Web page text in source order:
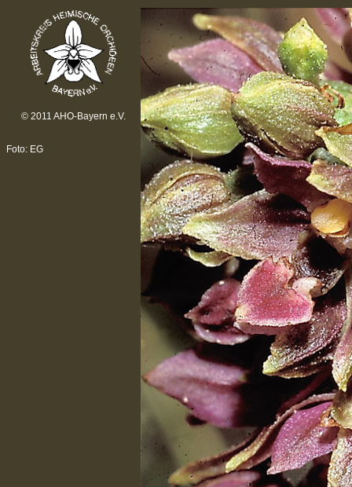
© 2011 AHO-Bayern e.V.
Foto: EG